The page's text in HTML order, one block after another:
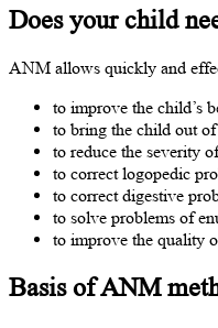
Does your child
ANM allows quickly and
to improve the child’s
to bring the child out of
to reduce the severity
to correct logopedic
to correct digestive
to solve problems of
to improve the quality
Basis of ANM